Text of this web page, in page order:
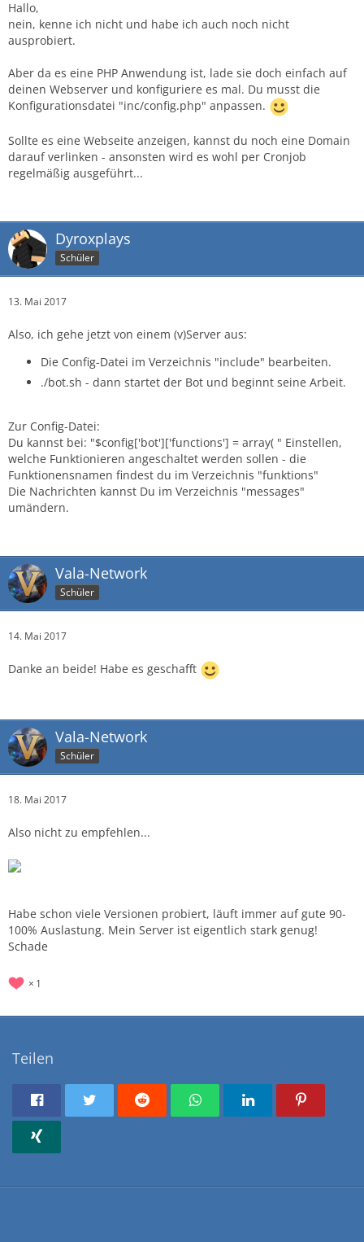
Hallo,
nein, kenne ich nicht und habe ich auch noch nicht
ausprobiert.
Aber da es eine PHP Anwendung ist, lade sie doch einfach auf
deinen Webserver und konfiguriere es mal. Du musst die
Konfigurationsdatei "inc/config.php" anpassen.
Sollte es eine Webseite anzeigen, kannst du noch eine Domain
darauf verlinken - ansonsten wird es wohl per Cronjob
regelmäßig ausgeführt...
Dyroxplays
Schüler
13. Mai 2017
Also, ich gehe jetzt von einem (v)Server aus:
Die Config-Datei im Verzeichnis "include" bearbeiten.
./bot.sh - dann startet der Bot und beginnt seine Arbeit.
Zur Config-Datei:
Du kannst bei: "$config['bot']['functions'] = array( " Einstellen,
welche Funktionieren angeschaltet werden sollen - die
Funktionensnamen findest du im Verzeichnis "funktions"
Die Nachrichten kannst Du im Verzeichnis "messages"
umändern.
Vala-Network
Schüler
14. Mai 2017
Danke an beide! Habe es geschafft
Vala-Network
Schüler
18. Mai 2017
Also nicht zu empfehlen...
Habe schon viele Versionen probiert, läuft immer auf gute 90-
100% Auslastung. Mein Server ist eigentlich stark genug!
Schade
1
Teilen